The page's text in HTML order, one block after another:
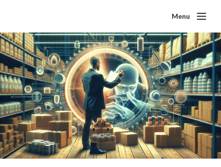
Menu